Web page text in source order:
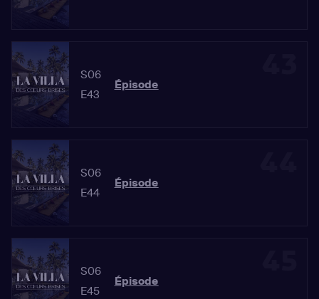
S06
E43
Épisode
S06
E44
Épisode
S06
E45
Épisode